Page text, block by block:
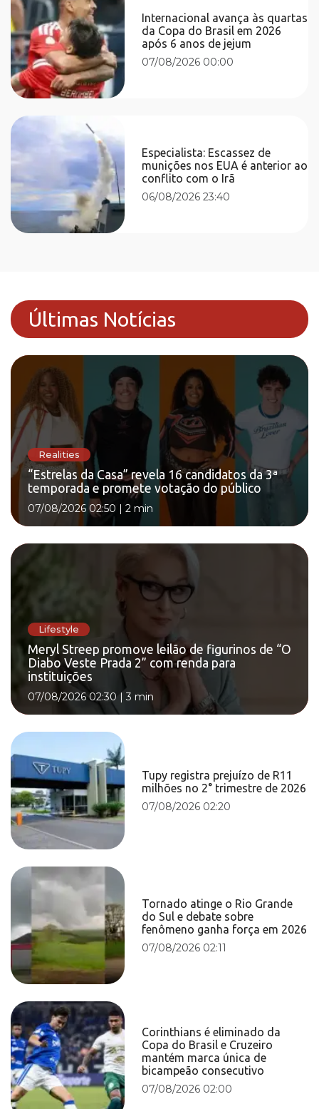
Internacional avança às quartas
da Copa do Brasil em 2026
após 6 anos de jejum
07/08/2026 00:00
Especialista: Escassez de
munições nos EUA é anterior ao
conflito com o Irã
06/08/2026 23:40
Últimas Notícias
Realities
“Estrelas da Casa” revela 16 candidatos da 3ª
temporada e promete votação do público
07/08/2026 02:50 | 2 min
Lifestyle
Meryl Streep promove leilão de figurinos de “O
Diabo Veste Prada 2” com renda para
instituições
07/08/2026 02:30 |3 min
Tupy registra prejuízo de R11
milhões no 2° trimestre de 2026
07/08/2026 02:20
Tornado atinge o Rio Grande
do Sul e debate sobre
fenômeno ganha força em 2026
07/08/2026 02:11
Corinthians é eliminado da
Copa do Brasil e Cruzeiro
mantém marca única de
bicampeão consecutivo
07/08/2026 02:00